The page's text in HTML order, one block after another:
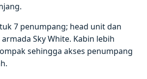
7 penumpang; head unit dan
Sky White. Kabin lebih
sehingga akses penumpang